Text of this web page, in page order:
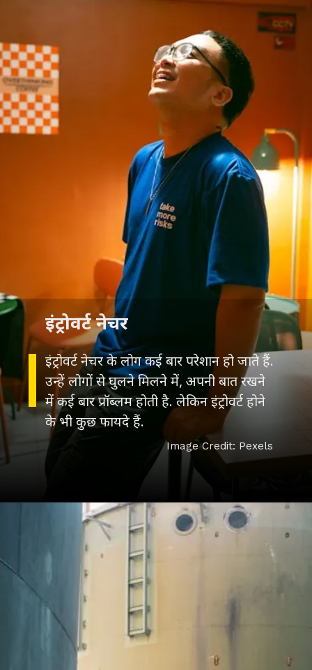
इंट्रोवर्ट नेचर के लोग कई बार परेशान हो जाते हैं.
उन्हें लोगों से घुलने मिलने में, अपनी बात रखने
में कई बार प्रॉब्लम होती है. लेकिन इंट्रोवर्ट होने
के भी कुछ फायदे हैं.
इंट्रोवर्ट नेचर
Image Credit: Pexels